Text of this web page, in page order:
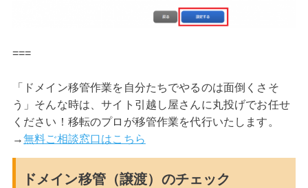
===
「ドメイン移管作業を自分たちでやるのは面倒くさそ
う」そんな時は、サイト引越し屋さんに丸投げでお任せ
ください！移転のプロが移管作業を代行いたします。
→無料ご相談窓口はこちら
ドメイン移管（譲渡）のチェック